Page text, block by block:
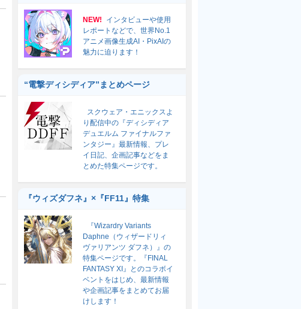
NEW!
インタビューや使用
レポートなどで、世界No.1
アニメ画像生成AI・PixAIの
魅力に迫ります！
“電撃ディシディア”まとめページ
スクウェア・エニックスよ
り配信中の『ディシディア
デュエルム ファイナルファ
ンタジー』最新情報、プレ
イ日記、企画記事などをま
とめた特集ページです。
『ウィズダフネ』×『FF11』特集
『Wizardry Variants
Daphne（ウィザードリィ
ヴァリアンツ ダフネ）』の
特集ページです。『FINAL
FANTASY XI』とのコラボイ
ベントをはじめ、最新情報
や企画記事をまとめてお届
けします！